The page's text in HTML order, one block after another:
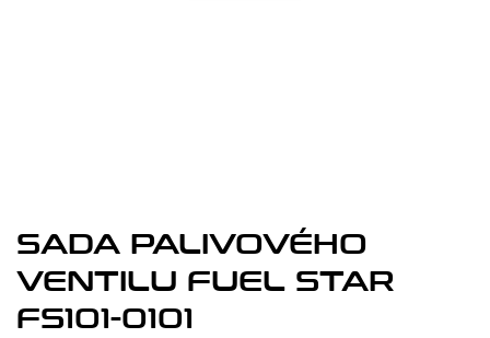
SADA PALIVOVÉHO
VENTILU FUEL STAR
FS101-0101